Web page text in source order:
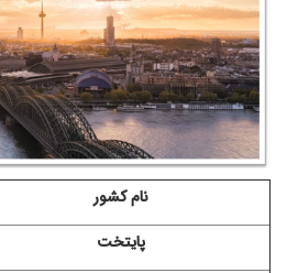
نام کشور
پایتخت